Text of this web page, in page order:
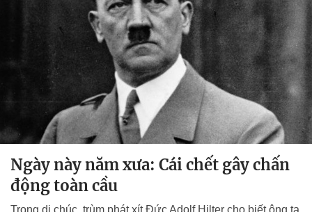
Ngày này năm xưa: Cái chết gây chấn
động toàn cầu
Trong di chúc, trùm phát xít Đức Adolf Hilter cho biết ông ta